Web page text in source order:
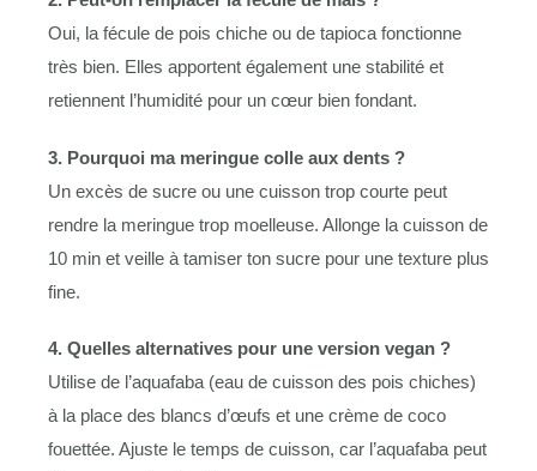
Oui, la fécule de pois chiche ou de tapioca fonctionne
très bien. Elles apportent également une stabilité et
retiennent l’humidité pour un cœur bien fondant.
3. Pourquoi ma meringue colle aux dents ?
Un excès de sucre ou une cuisson trop courte peut
rendre la meringue trop moelleuse. Allonge la cuisson de
10 min et veille à tamiser ton sucre pour une texture plus
fine.
4. Quelles alternatives pour une version vegan ?
Utilise de l’aquafaba (eau de cuisson des pois chiches)
à la place des blancs d’œufs et une crème de coco
fouettée. Ajuste le temps de cuisson, car l’aquafaba peut